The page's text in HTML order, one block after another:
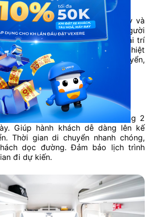
uống, chăn mỏng, khăn giấy và
ghế, tiện cho cả du khách và người
WiFi chạy ổn định, đủ để giải trí
Tài xế và nhân viên phục vụ nhiệt
rõ điểm dừng và thời gian di chuyển,
tâm cho hành khách.
định mỗi ngày
có lịch chạy cố định khoảng 2
Giúp hành khách dễ dàng lên kế
Thời gian di chuyển nhanh chóng,
dọc đường. Đảm bảo lịch trình
đi dự kiến.